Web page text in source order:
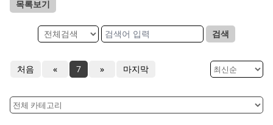
목록보기
검색
처음 « 7 » 마지막